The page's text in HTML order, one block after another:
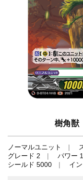
樹角獣
ノーマルユニット
グレード 2
パワー
シールド 5000
イ